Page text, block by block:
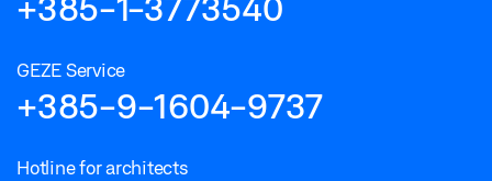
GEZE Service
+385-9-1604-9737
Hotline for architects